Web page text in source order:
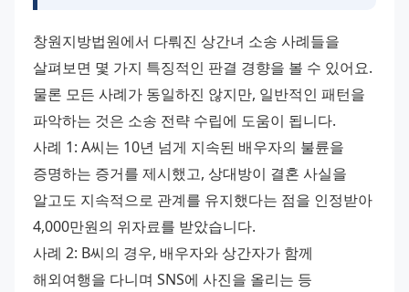
창원지방법원에서 다뤄진 상간녀 소송 사례들을
살펴보면 몇 가지 특징적인 판결 경향을 볼 수 있어요.
물론 모든 사례가 동일하진 않지만, 일반적인 패턴을
파악하는 것은 소송 전략 수립에 도움이 됩니다.
사례 1: A씨는 10년 넘게 지속된 배우자의 불륜을
증명하는 증거를 제시했고, 상대방이 결혼 사실을
알고도 지속적으로 관계를 유지했다는 점을 인정받아
4,000만원의 위자료를 받았습니다.
사례 2: B씨의 경우, 배우자와 상간자가 함께
해외여행을 다니며 SNS에 사진을 올리는 등